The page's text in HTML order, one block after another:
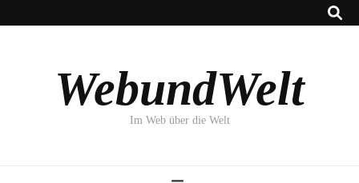
WebundWelt
Im Web über die Welt